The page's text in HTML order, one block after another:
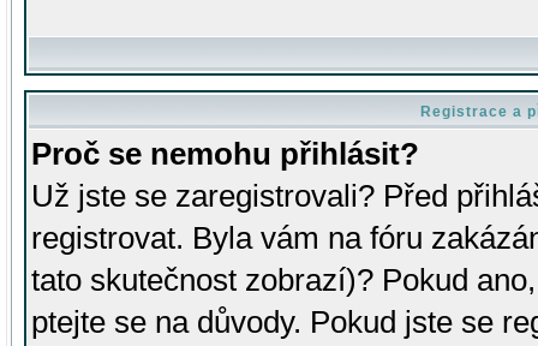
Registrace a
Proč se nemohu přihlásit?
Už jste se zaregistrovali? Před
registrovat. Byla vám na fóru
tato skutečnost zobrazí)? Pokud
ptejte se na důvody. Pokud jste se